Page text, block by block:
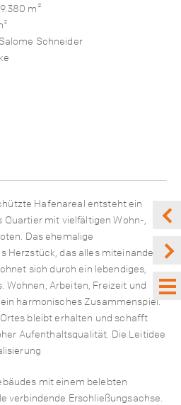
m²
Schneider
Hafenareal entsteht ein
mit vielfältigen Wohn-,
Das ehemalige
Herzstück, das alles miteinander
sich durch ein lebendiges,
Wohnen, Arbeiten, Freizeit und
harmonisches Zusammenspiel.
bleibt erhalten und schafft
Aufenthaltsqualität. Die Leitidee
mit einem belebten
verbindende Erschließungsachse.